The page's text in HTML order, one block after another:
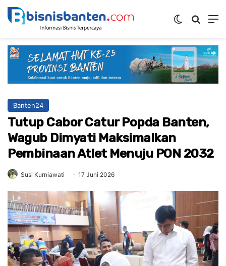
Switch skin
Banten24
Tutup Cabor Catur Popda Banten,
Wagub Dimyati Maksimalkan
Pembinaan Atlet Menuju PON 2032
Susi Kurniawati 17 Juni 2026